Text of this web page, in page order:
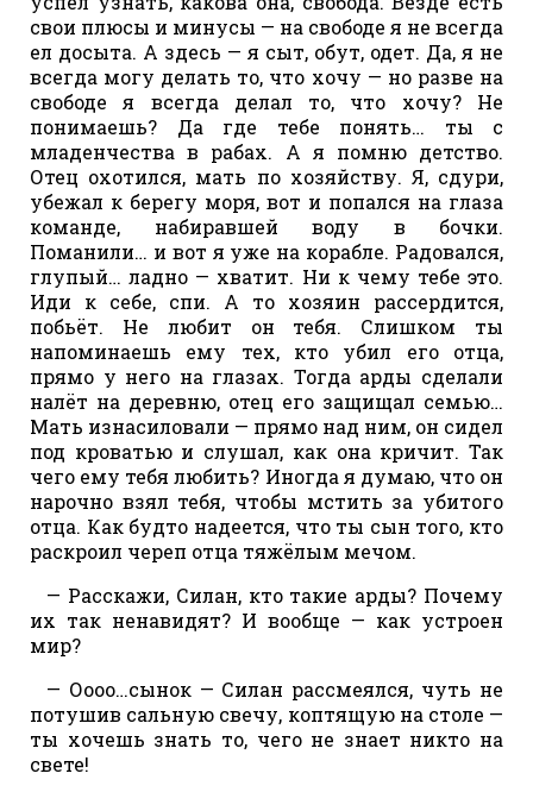
свои плюсы и минусы — на свободе я не всегда
ел досыта. А здесь — я сыт, обут, одет. Да, я не
всегда могу делать то, что хочу — но разве на
свободе я всегда делал то, что хочу? Не
понимаешь? Да где тебе понять… ты с
младенчества в рабах. А я помню детство.
Отец охотился, мать по хозяйству. Я, сдури,
убежал к берегу моря, вот и попался на глаза
команде, набиравшей воду в бочки.
Поманили… и вот я уже на корабле. Радовался,
глупый… ладно — хватит. Ни к чему тебе это.
Иди к себе, спи. А то хозяин рассердится,
побьёт. Не любит он тебя. Слишком ты
напоминаешь ему тех, кто убил его отца,
прямо у него на глазах. Тогда арды сделали
налёт на деревню, отец его защищал семью…
Мать изнасиловали — прямо над ним, он сидел
под кроватью и слушал, как она кричит. Так
чего ему тебя любить? Иногда я думаю, что он
нарочно взял тебя, чтобы мстить за убитого
отца. Как будто надеется, что ты сын того, кто
раскроил череп отца тяжёлым мечом.
— Расскажи, Силан, кто такие арды? Почему
их так ненавидят? И вообще — как устроен
мир?
— Оооо…сынок — Силан рассмеялся, чуть не
потушив сальную свечу, коптящую на столе —
ты хочешь знать то, чего не знает никто на
свете!